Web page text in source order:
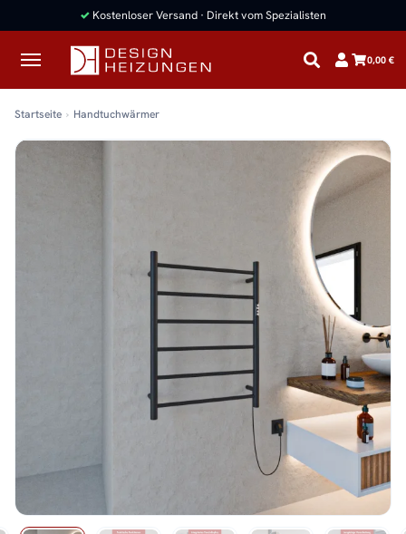
✓ Kostenloser Versand · Direkt vom Spezialisten
0,00 €
Startseite Handtuchwärmer